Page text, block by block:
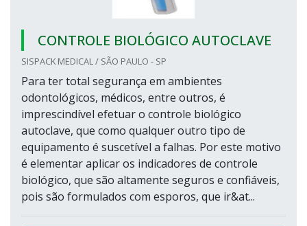
CONTROLE BIOLÓGICO AUTOCLAVE
SISPACK MEDICAL / SÃO PAULO - SP
Para ter total segurança em ambientes
odontológicos, médicos, entre outros, é
imprescindível efetuar o controle biológico
autoclave, que como qualquer outro tipo de
equipamento é suscetível a falhas. Por este motivo
é elementar aplicar os indicadores de controle
biológico, que são altamente seguros e confiáveis,
pois são formulados com esporos, que ir&at...